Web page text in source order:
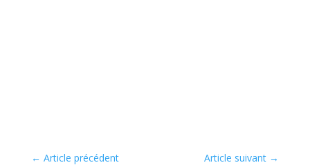
← Article précédent Article suivant →